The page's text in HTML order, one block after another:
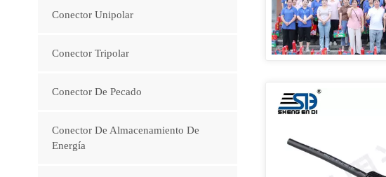
Conector Unipolar
Conector Tripolar
Conector De Pecado
Conector De Almacenamiento De
Energía